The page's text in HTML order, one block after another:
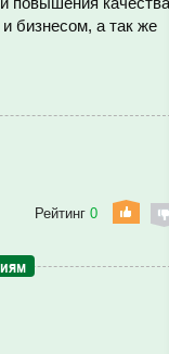
бизнесом, а так же
Рейтинг 0